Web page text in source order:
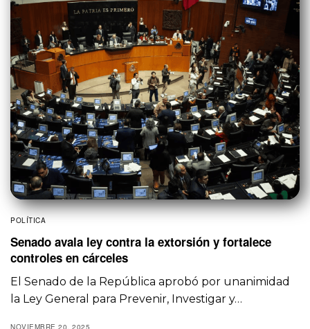
POLÍTICA
Senado avala ley contra la extorsión y fortalece
controles en cárceles
El Senado de la República aprobó por unanimidad
la Ley General para Prevenir, Investigar y…